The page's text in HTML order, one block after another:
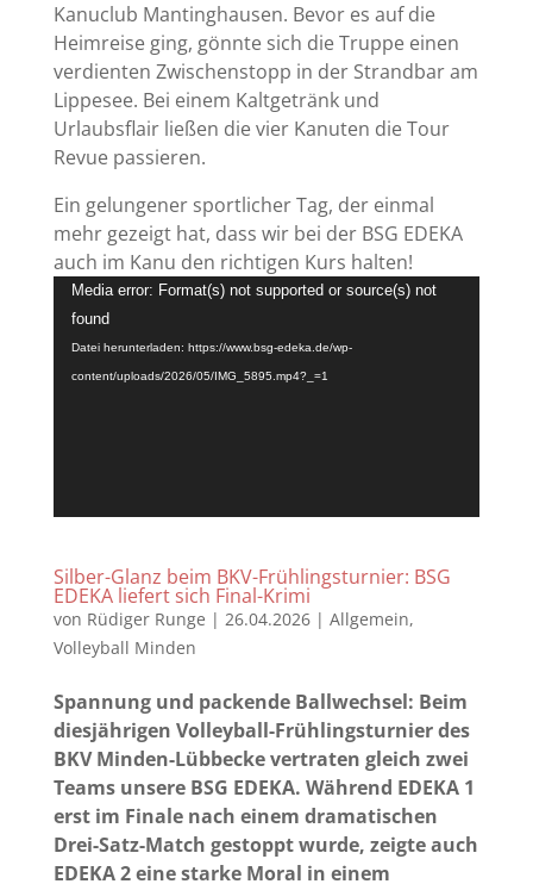
Kanuclub Mantinghausen. Bevor es auf die
Heimreise ging, gönnte sich die Truppe einen
verdienten Zwischenstopp in der Strandbar am
Lippesee. Bei einem Kaltgetränk und
Urlaubsflair ließen die vier Kanuten die Tour
Revue passieren.
Ein gelungener sportlicher Tag, der einmal
mehr gezeigt hat, dass wir bei der BSG EDEKA
auch im Kanu den richtigen Kurs halten!
Video-
Player
Media error: Format(s) not supported or source(s) not
found
Datei herunterladen: https://www.bsg-edeka.de/wp-
content/uploads/2026/05/IMG_5895.mp4?_=1
Silber-Glanz beim BKV-Frühlingsturnier: BSG
EDEKA liefert sich Final-Krimi
von Rüdiger Runge | 26.04.2026| Allgemein,
Volleyball Minden
Spannung und packende Ballwechsel: Beim
diesjährigen Volleyball-Frühlingsturnier des
BKV Minden-Lübbecke vertraten gleich zwei
Teams unsere BSG EDEKA. Während EDEKA 1
erst im Finale nach einem dramatischen
Drei-Satz-Match gestoppt wurde, zeigte auch
EDEKA 2 eine starke Moral in einem